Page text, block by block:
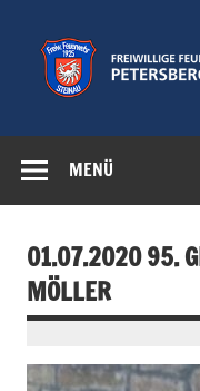
springen
MENÜ
01.07.2020 95.
MÖLLER